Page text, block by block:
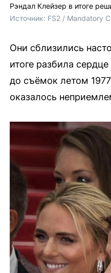
Рэндал Клейзер в итоге
Источник: FS2 / Mandatory
Они сблизились
итоге разбила
до съёмок летом
оказалось